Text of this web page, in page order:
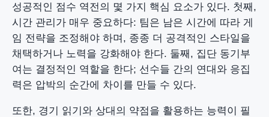
성공적인 점수 역전의 몇 가지 핵심 요소가 있다. 첫째,
시간 관리가 매우 중요하다: 팀은 남은 시간에 따라 게
임 전략을 조정해야 하며, 종종 더 공격적인 스타일을
채택하거나 노력을 강화해야 한다. 둘째, 집단 동기부
여는 결정적인 역할을 한다; 선수들 간의 연대와 응집
력은 압박의 순간에 차이를 만들 수 있다.
또한, 경기 읽기와 상대의 약점을 활용하는 능력이 필